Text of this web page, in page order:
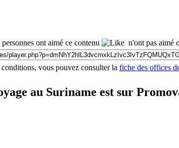
personnes ont aimé ce contenu
n'ont pas aimé
vous pouvez consulter la fiche des offices
au Suriname est sur